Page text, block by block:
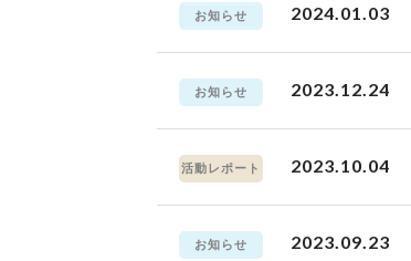
お知らせ 2024.01.03
お知らせ 2023.12.24
活動レポート 2023.10.04
お知らせ 2023.09.23